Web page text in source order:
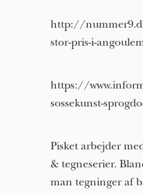
http://
stor-pris-i-
https://
sossekunst-
Pisket arbejder
& tegneserier.
man tegninger af